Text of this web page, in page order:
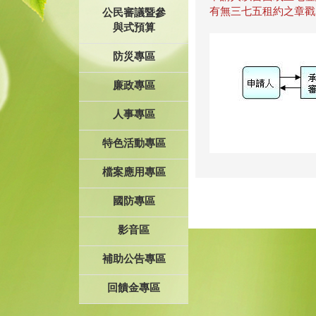
公民審議暨參
與式預算
防災專區
廉政專區
人事專區
特色活動專區
檔案應用專區
國防專區
影音區
補助公告專區
回饋金專區
有無三七五租約之章